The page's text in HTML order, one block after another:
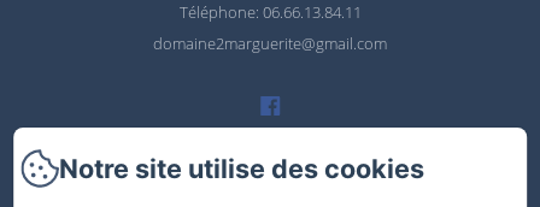
Téléphone: 06.66.13.84.11
domaine2marguerite@gmail.com
Notre site utilise des cookies